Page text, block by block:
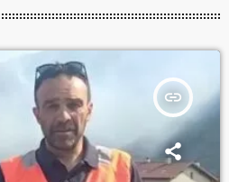
insert_link